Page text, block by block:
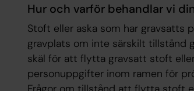
Hur och varför behandlar vi
Stoft eller aska som har gravsatts
gravplats om inte särskilt tillstånd
skäl för att flytta gravsatt stoft
personuppgifter inom ramen för